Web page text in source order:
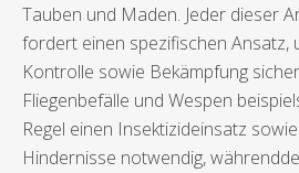
Tauben und Maden. Jeder dieser
fordert einen spezifischen Ansatz,
Kontrolle sowie Bekämpfung
Fliegenbefälle und Wespen
Regel einen Insektizideinsatz
Hindernisse notwendig,